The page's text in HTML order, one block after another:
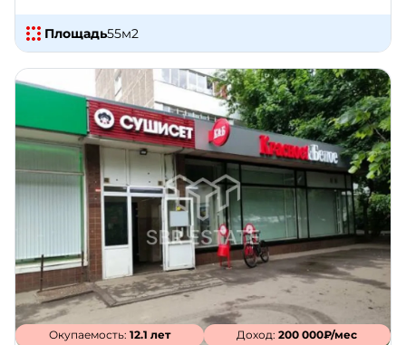
Площадь55м2
Окупаемость: 12.1 лет Доход:200 000₽/мес